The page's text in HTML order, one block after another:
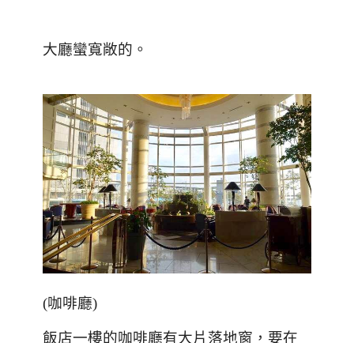
大廳蠻寬敞的。
(咖啡廳)
飯店一樓的咖啡廳有大片落地窗，要在